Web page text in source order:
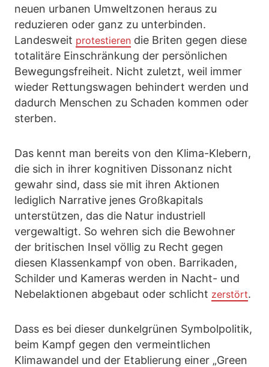
neuen urbanen Umweltzonen heraus zu
reduzieren oder ganz zu unterbinden.
Landesweit protestieren die Briten gegen diese
totalitäre Einschränkung der persönlichen
Bewegungsfreiheit. Nicht zuletzt, weil immer
wieder Rettungswagen behindert werden und
dadurch Menschen zu Schaden kommen oder
sterben.
Das kennt man bereits von den Klima-Klebern,
die sich in ihrer kognitiven Dissonanz nicht
gewahr sind, dass sie mit ihren Aktionen
lediglich Narrative jenes Großkapitals
unterstützen, das die Natur industriell
vergewaltigt. So wehren sich die Bewohner
der britischen Insel völlig zu Recht gegen
diesen Klassenkampf von oben. Barrikaden,
Schilder und Kameras werden in Nacht- und
Nebelaktionen abgebaut oder schlicht zerstört.
Dass es bei dieser dunkelgrünen Symbolpolitik,
beim Kampf gegen den vermeintlichen
Klimawandel und der Etablierung einer „Green